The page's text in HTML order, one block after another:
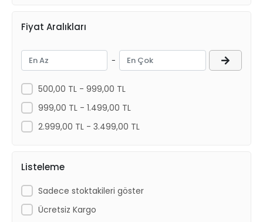
Fiyat Aralıkları
-
500,00 TL - 999,00 TL
999,00 TL - 1.499,00 TL
2.999,00 TL - 3.499,00 TL
Listeleme
Sadece stoktakileri göster
Ücretsiz Kargo